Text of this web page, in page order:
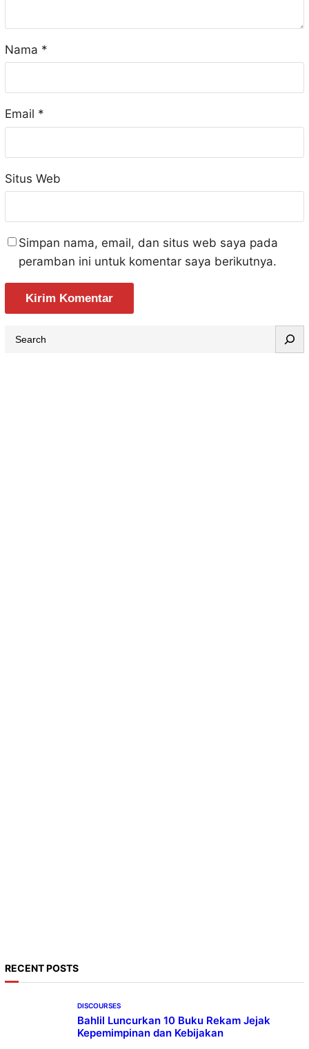
Nama *
Email *
Situs Web
Simpan nama, email, dan situs web saya pada
peramban ini untuk komentar saya berikutnya.
RECENT POSTS
DISCOURSES
Bahlil Luncurkan 10 Buku Rekam Jejak
Kepemimpinan dan Kebijakan